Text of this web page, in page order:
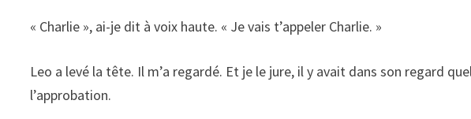
« Charlie », ai-je dit à voix haute. « Je vais t’appeler Charlie. »
Leo a levé la tête. Il m’a regardé. Et je le jure, il y avait dans son regard
l’approbation.